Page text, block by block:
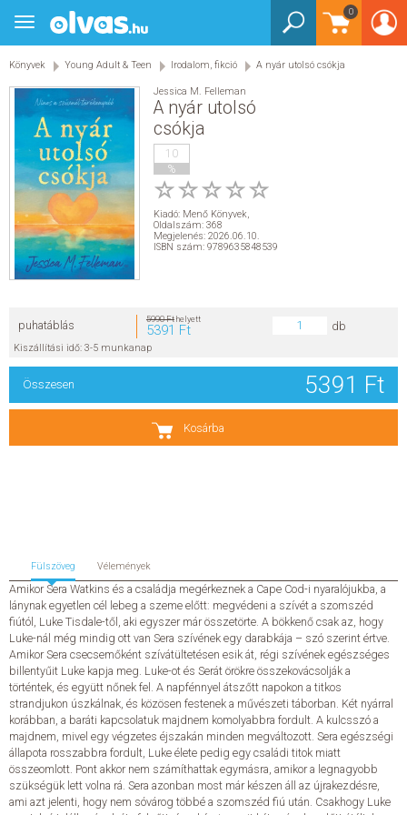
0
Toggle
navigation
Könyvek Young Adult & Teen Irodalom, fikció A nyár utolsó csókja
Jessica M. Felleman
A nyár utolsó
csókja
10
%
Kiadó: Menő Könyvek,
Oldalszám: 368
Megjelenés: 2026.06.10.
ISBN szám: 9789635848539
Kosárba
puhatáblás 5990 Fthelyett
5391 Ft db
Kiszállítási idő: 3-5 munkanap
Összesen 5391 Ft
Fülszöveg Vélemények
Amikor Sera Watkins és a családja megérkeznek a Cape Cod-i nyaralójukba, a
lánynak egyetlen cél lebeg a szeme előtt: megvédeni a szívét a szomszéd
fiútól, Luke Tisdale-től, aki egyszer már összetörte. A bökkenő csak az, hogy
Luke-nál még mindig ott van Sera szívének egy darabkája – szó szerint értve.
Amikor Sera csecsemőként szívátültetésen esik át, régi szívének egészséges
billentyűit Luke kapja meg. Luke-ot és Serát örökre összekovácsolják a
történtek, és együtt nőnek fel. A napfénnyel átszőtt napokon a titkos
strandjukon úszkálnak, és közösen festenek a művészeti táborban. Két nyárral
korábban, a baráti kapcsolatuk majdnem komolyabbra fordult. A kulcsszó a
majdnem, mivel egy végzetes éjszakán minden megváltozott. Sera egészségi
állapota rosszabbra fordult, Luke élete pedig egy családi titok miatt
összeomlott. Pont akkor nem számíthattak egymásra, amikor a legnagyobb
szükségük lett volna rá. Sera azonban most már készen áll az újrakezdésre,
ami azt jelenti, hogy nem sóvárog többé a szomszéd fiú után. Csakhogy Luke
BEJELENTKEZÉS
KÖNYVEK
E-KÖNYVEK
EGYÉB TERMÉKEK
STAR WARS
AKCIÓ
NÉPSZERŰ KÖNYVEK
SEGÍTHETEK?
HÍREK
KAPCSOLAT
ELŐRENDELHETŐ KIADVÁNYOK
ÚJDONSÁGOK
ELŐRENDELÉSI TOPLISTA
KÍVÁNSÁG TOPLISTA